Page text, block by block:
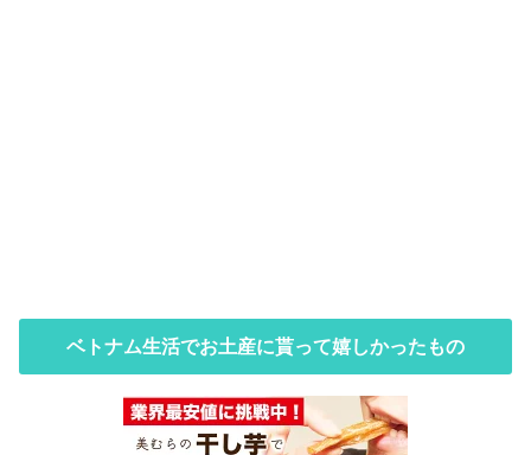
ベトナム生活でお土産に貰って嬉しかったもの